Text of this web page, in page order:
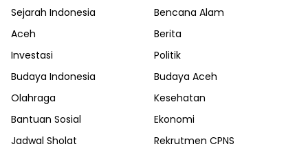
Sejarah Indonesia
Bencana Alam
Aceh
Berita
Investasi
Politik
Budaya Indonesia
Budaya Aceh
Olahraga
Kesehatan
Bantuan Sosial
Ekonomi
Jadwal Sholat
Rekrutmen CPNS